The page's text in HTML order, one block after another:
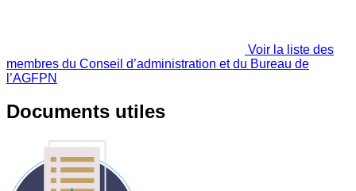
Voir la liste des
membres du Conseil d’administration et du Bureau de
l’AGFPN
Documents utiles